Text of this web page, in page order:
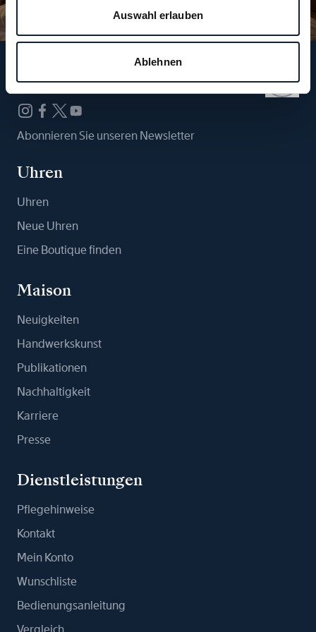
Auswahl erlauben
Ablehnen
Folgen Sie uns
Abonnieren Sie unseren Newsletter
Uhren
Uhren
Neue Uhren
Eine Boutique finden
Maison
Neuigkeiten
Handwerkskunst
Publikationen
Nachhaltigkeit
Karriere
Presse
Dienstleistungen
Pflegehinweise
Kontakt
Mein Konto
Wunschliste
Bedienungsanleitung